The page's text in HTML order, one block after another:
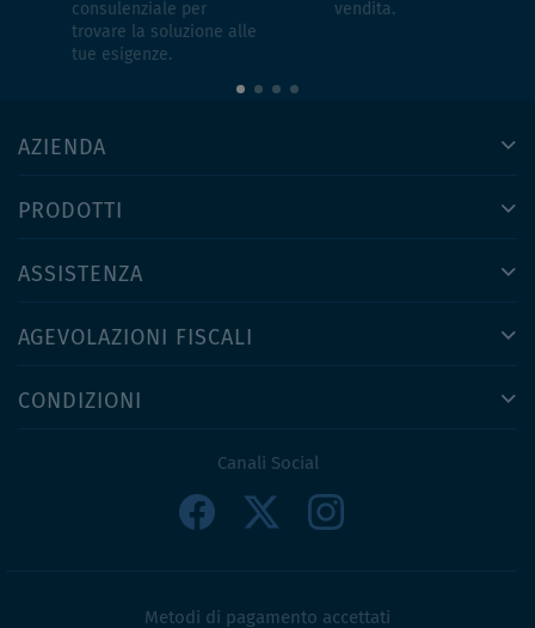
consulenziale per
trovare la soluzione alle
tue esigenze.
vendita.
AZIENDA
PRODOTTI
ASSISTENZA
AGEVOLAZIONI FISCALI
CONDIZIONI
Canali Social
Metodi di pagamento accettati